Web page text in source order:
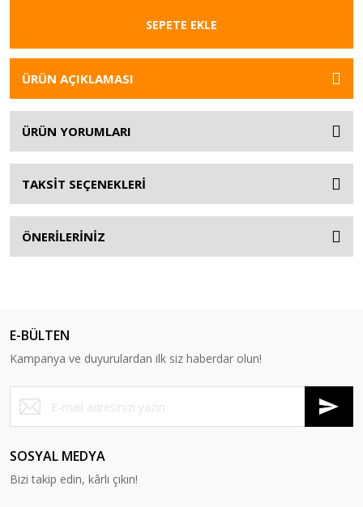
SEPETE EKLE
ÜRÜN AÇIKLAMASI
ÜRÜN YORUMLARI
TAKSİT SEÇENEKLERİ
ÖNERİLERİNİZ
E-BÜLTEN
Kampanya ve duyurulardan ilk siz haberdar olun!
SOSYAL MEDYA
Bizi takip edin, kârlı çıkın!